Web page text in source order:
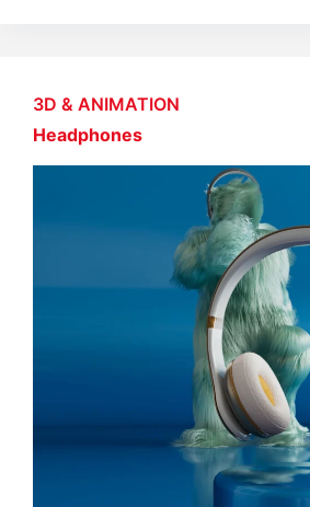
3D & ANIMATION
Headphones